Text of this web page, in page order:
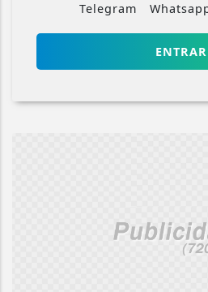
Telegram
ENTRAR